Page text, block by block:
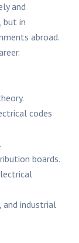
and
but in
abroad.
codes
boards.
industrial